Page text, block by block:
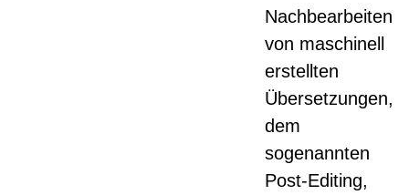
Nachbearbeiten
von maschinell
erstellten
Übersetzungen,
dem
sogenannten
Post-Editing,